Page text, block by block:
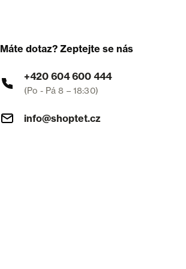
Máte dotaz? Zeptejte se nás
+420 604 600 444
(Po - Pá 8 – 18:30)
info@shoptet.cz